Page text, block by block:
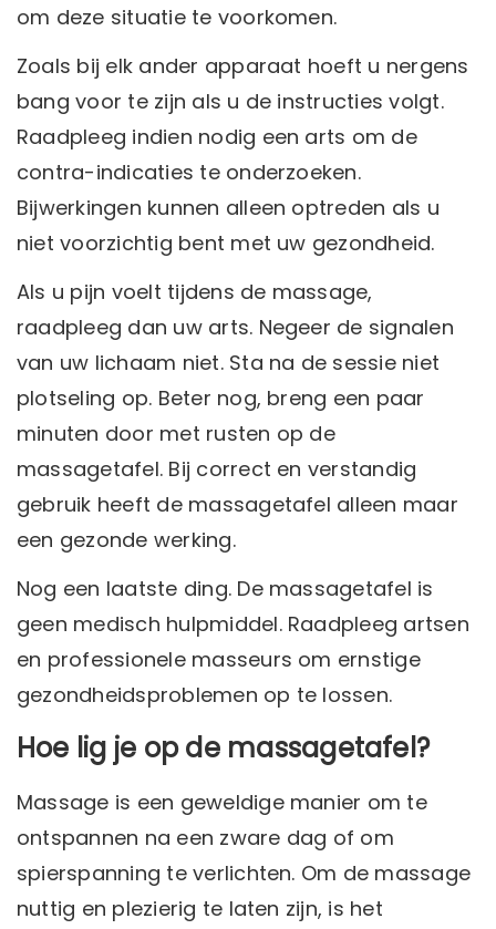
om deze situatie te voorkomen.
Zoals bij elk ander apparaat hoeft u nergens
bang voor te zijn als u de instructies volgt.
Raadpleeg indien nodig een arts om de
contra-indicaties te onderzoeken.
Bijwerkingen kunnen alleen optreden als u
niet voorzichtig bent met uw gezondheid.
Als u pijn voelt tijdens de massage,
raadpleeg dan uw arts. Negeer de signalen
van uw lichaam niet. Sta na de sessie niet
plotseling op. Beter nog, breng een paar
minuten door met rusten op de
massagetafel. Bij correct en verstandig
gebruik heeft de massagetafel alleen maar
een gezonde werking.
Nog een laatste ding. De massagetafel is
geen medisch hulpmiddel. Raadpleeg artsen
en professionele masseurs om ernstige
gezondheidsproblemen op te lossen.
Hoe lig je op de massagetafel?
Massage is een geweldige manier om te
ontspannen na een zware dag of om
spierspanning te verlichten. Om de massage
nuttig en plezierig te laten zijn, is het